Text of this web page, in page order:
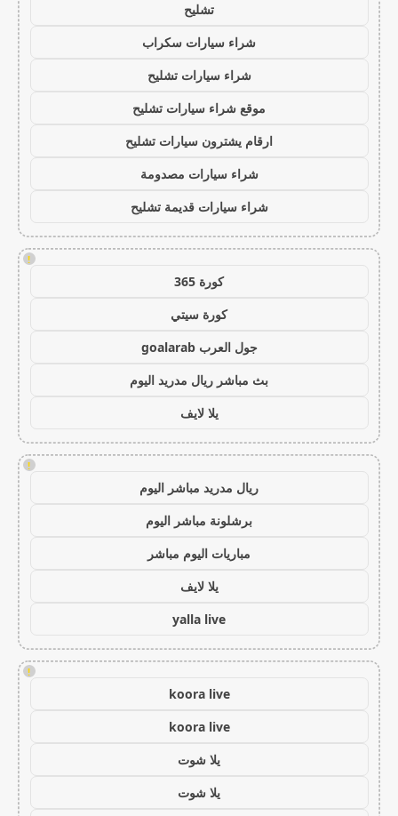
تشليح
شراء سيارات سكراب
شراء سيارات تشليح
موقع شراء سيارات تشليح
ارقام يشترون سيارات تشليح
شراء سيارات مصدومة
شراء سيارات قديمة تشليح
!
كورة 365
كورة سيتي
جول العرب goalarab
بث مباشر ريال مدريد اليوم
يلا لايف
!
ريال مدريد مباشر اليوم
برشلونة مباشر اليوم
مباريات اليوم مباشر
يلا لايف
yalla live
!
koora live
koora live
يلا شوت
يلا شوت